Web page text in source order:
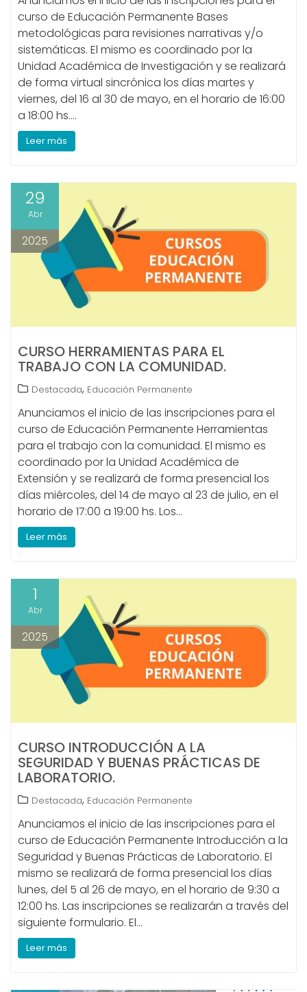
curso de Educación Permanente Bases
metodológicas para revisiones narrativas y/o
sistemáticas. El mismo es coordinado por la
Unidad Académica de Investigación y se realizará
de forma virtual sincrónica los días martes y
viernes, del 16 al 30 de mayo, en el horario de 16:00
a 18:00 hs.…
Leer más
29
Abr
2025
CURSO HERRAMIENTAS PARA EL
TRABAJO CON LA COMUNIDAD.
Destacada, Educación Permanente
Anunciamos el inicio de las inscripciones para el
curso de Educación Permanente Herramientas
para el trabajo con la comunidad. El mismo es
coordinado por la Unidad Académica de
Extensión y se realizará de forma presencial los
días miércoles, del 14 de mayo al 23 de julio, en el
horario de 17:00 a 19:00 hs. Los…
Leer más
1
Abr
2025
CURSO INTRODUCCIÓN A LA
SEGURIDAD Y BUENAS PRÁCTICAS DE
LABORATORIO.
Destacada, Educación Permanente
Anunciamos el inicio de las inscripciones para el
curso de Educación Permanente Introducción a la
Seguridad y Buenas Prácticas de Laboratorio. El
mismo se realizará de forma presencial los días
lunes, del 5 al 26 de mayo, en el horario de 9:30 a
12:00 hs. Las inscripciones se realizarán a través del
siguiente formulario. El…
Leer más